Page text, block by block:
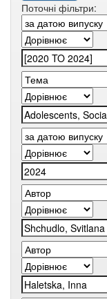
Поточні фільтри: